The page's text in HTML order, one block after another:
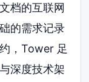
档的互联网
的需求记录
，Tower 足
深度技术架